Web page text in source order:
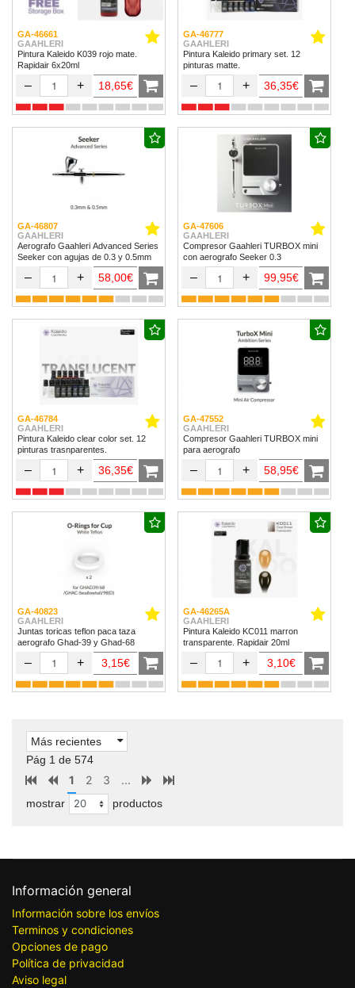
GA-46661
GAAHLERI
Pintura Kaleido K039 rojo mate.
Rapidair 6x20ml
– + 18,65€
GA-46777
GAAHLERI
Pintura Kaleido primary set. 12
pinturas matte.
– + 36,35€
GA-46807
GAAHLERI
Aerografo Gaahleri Advanced Series
Seeker con agujas de 0.3 y 0.5mm
– + 58,00€
GA-47606
GAAHLERI
Compresor Gaahleri TURBOX mini
con aerografo Seeker 0.3
– + 99,95€
GA-46784
GAAHLERI
Pintura Kaleido clear color set. 12
pinturas trasnparentes.
– + 36,35€
GA-47552
GAAHLERI
Compresor Gaahleri TURBOX mini
para aerografo
– + 58,95€
GA-40823
GAAHLERI
Juntas toricas teflon paca taza
aerografo Ghad-39 y Ghad-68
– + 3,15€
GA-46265A
GAAHLERI
Pintura Kaleido KC011 marron
transparente. Rapidair 20ml
– + 3,10€
Más recientes
Pág 1 de 574
1 2 3 ...
mostrar productos
Información general
Información sobre los envíos
Terminos y condiciones
Opciones de pago
Política de privacidad
Aviso legal